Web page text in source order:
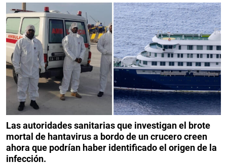
Las autoridades sanitarias que investigan el brote
mortal de hantavirus a bordo de un crucero creen
ahora que podrían haber identificado el origen de la
infección.